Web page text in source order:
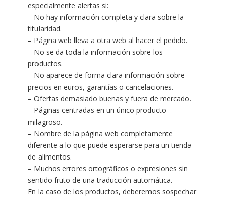
especialmente alertas si:
– No hay información completa y clara sobre la
titularidad.
– Página web lleva a otra web al hacer el pedido.
– No se da toda la información sobre los
productos.
– No aparece de forma clara información sobre
precios en euros, garantías o cancelaciones.
– Ofertas demasiado buenas y fuera de mercado.
– Páginas centradas en un único producto
milagroso.
– Nombre de la página web completamente
diferente a lo que puede esperarse para un tienda
de alimentos.
– Muchos errores ortográficos o expresiones sin
sentido fruto de una traducción automática.
En la caso de los productos, deberemos sospechar